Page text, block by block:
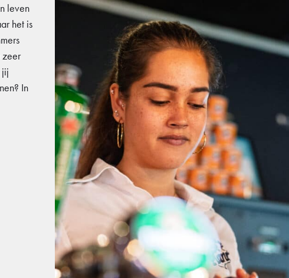
leven
het is
zeer
In